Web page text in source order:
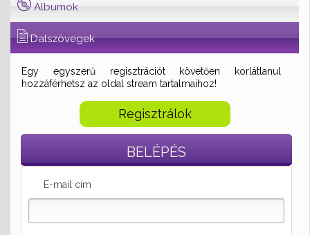
Albumok
Dalszövegek
Egy egyszerű regisztrációt követően korlátlanul
hozzáférhetsz az oldal stream tartalmaihoz!
Regisztrálok
BELÉPÉS
E-mail cím